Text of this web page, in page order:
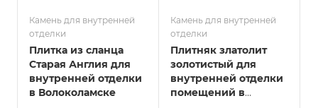
Камень для внутренней
отделки
Плитка из сланца
Старая Англия для
внутренней отделки
в Волоколамске
Камень для внутренней
отделки
Плитняк златолит
золотистый для
внутренней отделки
помещений в